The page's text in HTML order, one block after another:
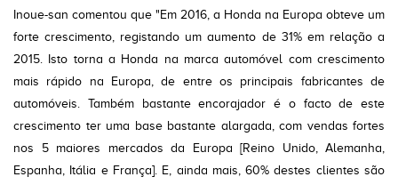
Inoue-san comentou que "Em 2016, a Honda na Europa obteve um
forte crescimento, registando um aumento de 31% em relação a
2015. Isto torna a Honda na marca automóvel com crescimento
mais rápido na Europa, de entre os principais fabricantes de
automóveis. Também bastante encorajador é o facto de este
crescimento ter uma base bastante alargada, com vendas fortes
nos 5 maiores mercados da Europa [Reino Unido, Alemanha,
Espanha, Itália e França]. E, ainda mais, 60% destes clientes são